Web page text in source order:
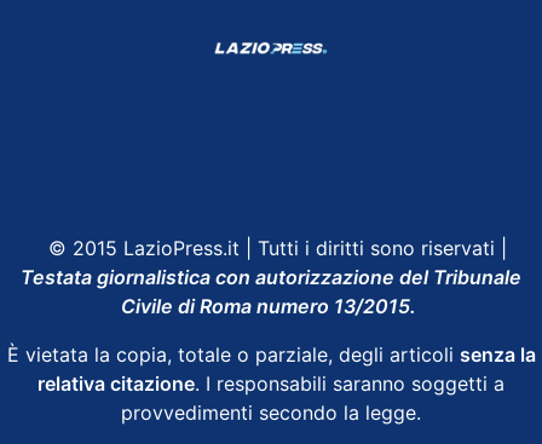
© 2015 LazioPress.it | Tutti i diritti sono riservati |
Testata giornalistica con autorizzazione del Tribunale
Civile di Roma numero 13/2015.
È vietata la copia, totale o parziale, degli articoli senza la
relativa citazione. I responsabili saranno soggetti a
provvedimenti secondo la legge.